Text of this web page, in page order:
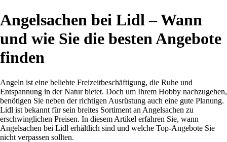
Angelsachen bei Lidl – Wann
und wie Sie die besten Angebote
finden
Angeln ist eine beliebte Freizeitbeschäftigung, die Ruhe und
Entspannung in der Natur bietet. Doch um Ihrem Hobby nachzugehen,
benötigen Sie neben der richtigen Ausrüstung auch eine gute Planung.
Lidl ist bekannt für sein breites Sortiment an Angelsachen zu
erschwinglichen Preisen. In diesem Artikel erfahren Sie, wann
Angelsachen bei Lidl erhältlich sind und welche Top-Angebote Sie
nicht verpassen sollten.